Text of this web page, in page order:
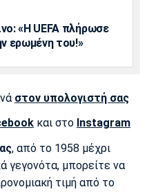
Άρσεναλ
Γιουβέντους
Μπάγερν
«Η UEFA πλήρωσε
ερωμένη του!»
στον υπολογιστή σας
και στο Instagram
, από το 1958 μέχρι
γεγονότα, μπορείτε να
τιμή από το